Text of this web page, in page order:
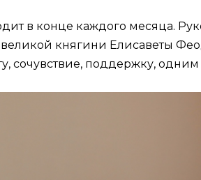
в конце каждого месяца.
княгини Елисаветы
сочувствие, поддержку,